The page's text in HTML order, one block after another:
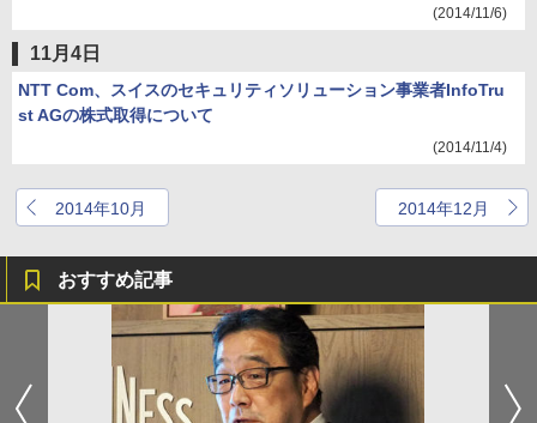
(2014/11/6)
11月4日
NTT Com、スイスのセキュリティソリューション事業者InfoTru
st AGの株式取得について
(2014/11/4)
2014年10月 2014年12月
おすすめ記事